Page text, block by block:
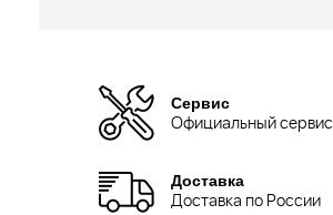
Сервис
Официальный сервис
Доставка
Доставка по России